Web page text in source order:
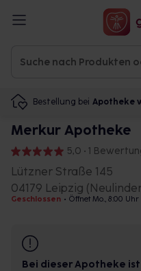
Bestellung bei Apotheke
Merkur Apotheke
5,0 • 1
Lützner Straße 145
04179 Leipzig
Geschlossen • Öffnet Mo., 8:00 Uhr
Bei dieser Apotheke